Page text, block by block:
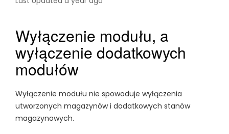
Wyłączenie modułu, a
wyłączenie dodatkowych
modułów
Wyłączenie modułu nie spowoduje wyłączenia
utworzonych magazynów i dodatkowych stanów
magazynowych.